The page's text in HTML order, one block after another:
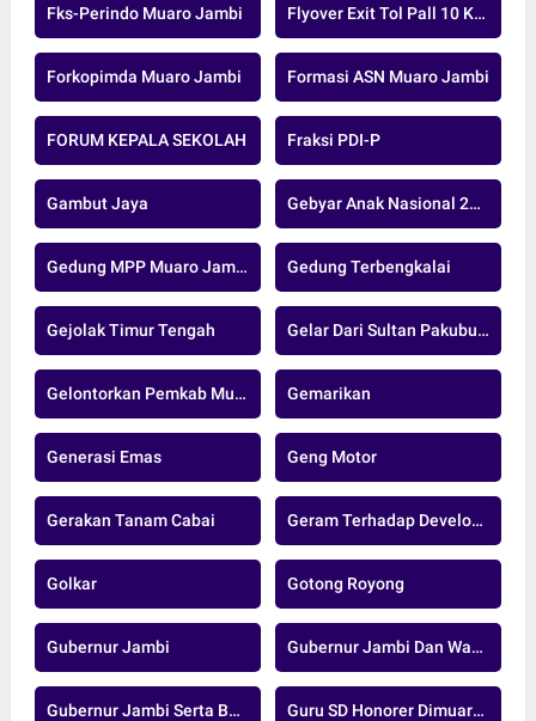
Fks-Perindo Muaro Jambi Flyover Exit Tol Pall 10 Kota Jambi
Forkopimda Muaro Jambi Formasi ASN Muaro Jambi
FORUM KEPALA SEKOLAH Fraksi PDI-P
Gambut Jaya Gebyar Anak Nasional 2024
Gedung MPP Muaro Jambi Gedung Terbengkalai
Gejolak Timur Tengah Gelar Dari Sultan Pakubuwono XIII
Gelontorkan Pemkab Muaro Jambi Gemarikan
Generasi Emas Geng Motor
Gerakan Tanam Cabai Geram Terhadap Developer Nakal
Golkar Gotong Royong
Gubernur Jambi Gubernur Jambi Dan Wakil Gubernur Jambi
Gubernur Jambi Serta Bupati Dan Wakil Bupati Muaro Jambi Guru SD Honorer Dimuaro Jambi